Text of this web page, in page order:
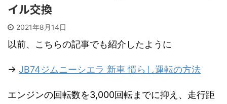
イル交換
2021年8月14日
以前、こちらの記事でも紹介したように
→ JB74ジムニーシエラ 新車 慣らし運転の方法
エンジンの回転数を3,000回転までに抑え、走行距